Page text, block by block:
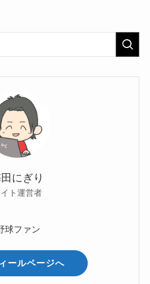
にぎり
ト運営者
球ファン
ールページへ